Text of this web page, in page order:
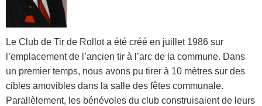
Le Club de Tir de Rollot a été créé en juillet 1986 sur
l’emplacement de l’ancien tir à l’arc de la commune. Dans
un premier temps, nous avons pu tirer à 10 mètres sur des
cibles amovibles dans la salle des fêtes communale.
Parallèlement, les bénévoles du club construisaient de leurs